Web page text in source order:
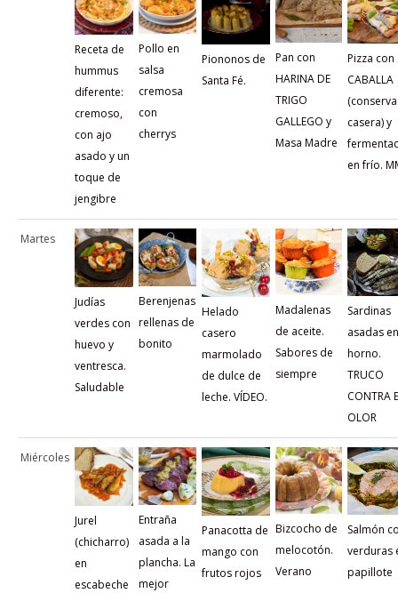
Receta de
hummus
diferente:
cremoso,
con ajo
asado y un
toque de
jengibre
Pollo en
salsa
cremosa
con
cherrys
Piononos de
Santa Fé.
Pan con
HARINA DE
TRIGO
GALLEGO y
Masa Madre
Pizza con
CABALLA
(conserva
casera) y
en frío.
Martes
Judías
verdes con
huevo y
ventresca.
Saludable
Berenjenas
rellenas de
bonito
Helado
casero
marmolado
de dulce de
leche. VÍDEO.
Madalenas
de aceite.
Sabores de
siempre
Sardinas
asadas
horno.
TRUCO
CONTRA
OLOR
Miércoles
Jurel
(chicharro)
en
escabeche
Entraña
asada a la
plancha. La
mejor
Panacotta de
mango con
frutos rojos
Bizcocho de
melocotón.
Verano
Salmón
verduras
papillote